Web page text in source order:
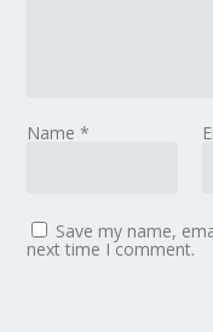
Name*
Save my name,
next time I comment.